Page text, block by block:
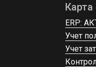
Карта
ERP:
Учет
Учет